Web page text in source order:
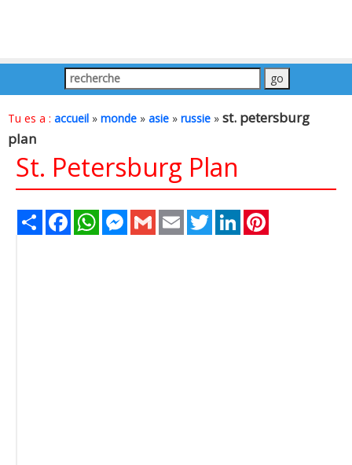
Tu es a : accueil » monde » asie » russie » st. petersburg
plan
St. Petersburg Plan
Share FacebookWhatsAppMessenger
Gmail Email TwitterLinkedIn